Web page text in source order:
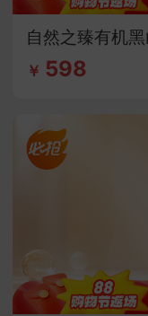
自然之臻有机
￥ 598